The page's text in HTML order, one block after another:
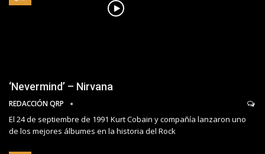
‘Nevermind’ – Nirvana
REDACCIÓN QRP
El 24 de septiembre de 1991 Kurt Cobain y compañía lanzaron uno
de los mejores álbumes en la historia del Rock